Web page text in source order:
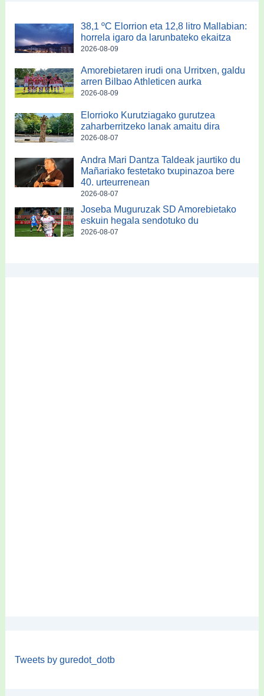
38,1 ºC Elorrion eta 12,8 litro Mallabian:
horrela igaro da larunbateko ekaitza
2026-08-09
Amorebietaren irudi ona Urritxen, galdu
arren Bilbao Athleticen aurka
2026-08-09
Elorrioko Kurutziagako gurutzea
zaharberritzeko lanak amaitu dira
2026-08-07
Andra Mari Dantza Taldeak jaurtiko du
Mañariako festetako txupinazoa bere
40. urteurrenean
2026-08-07
Joseba Muguruzak SD Amorebietako
eskuin hegala sendotuko du
2026-08-07
Tweets by guredot_dotb